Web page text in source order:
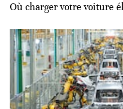
Où charger votre voiture